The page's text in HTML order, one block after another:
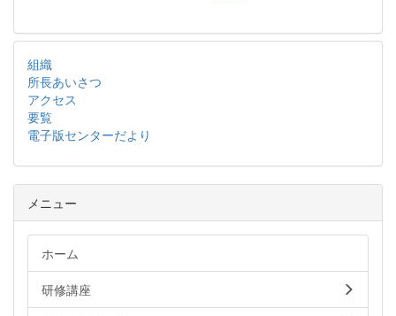
組織
所長あいさつ
アクセス
要覧
電子版センターだより
メニュー
ホーム
研修講座